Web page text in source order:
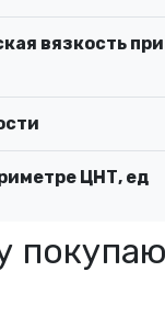
вязкость
ЦНТ, ед